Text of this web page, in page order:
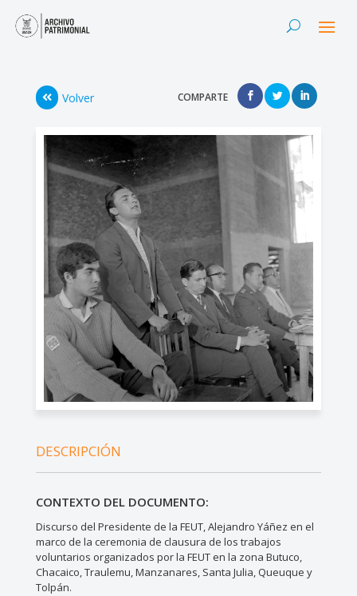
Volver COMPARTE
DESCRIPCIÓN
CONTEXTO DEL DOCUMENTO:
Discurso del Presidente de la FEUT, Alejandro Yáñez en el
marco de la ceremonia de clausura de los trabajos
voluntarios organizados por la FEUT en la zona Butuco,
Chacaico, Traulemu, Manzanares, Santa Julia, Queuque y
Tolpán.